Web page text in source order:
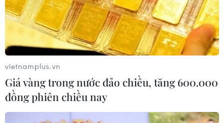
vietnamplus.vn
Giá vàng trong nước đảo chiều, tăng 600.000
đồng phiên chiều nay